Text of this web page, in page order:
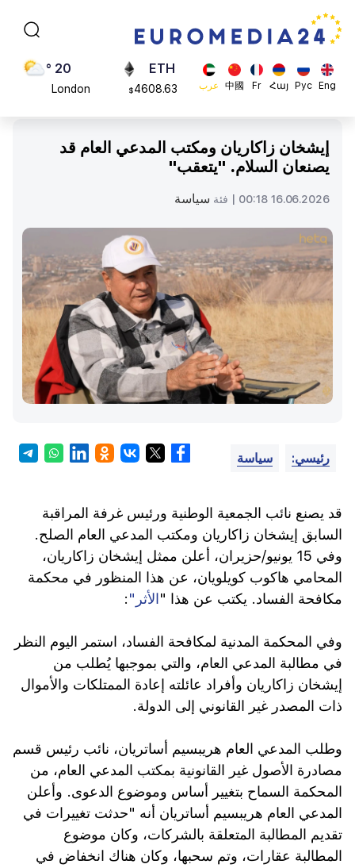
Eng
Рус
Հայ
Fr
中國 عرب
ADA
0.868816
ETH
$4608.63
20 °
London
23 °
23 °
إيشخان زاكاريان ومكتب المدعي العام قد
يصنعان السلام. "يتعقب"
16.06.2026 00:18 | فئة سياسة
رئيسي: سياسة
قد يصنع نائب الجمعية الوطنية ورئيس غرفة المراقبة
السابق إيشخان زاكاريان ومكتب المدعي العام الصلح.
وفي 15 يونيو/حزيران، أعلن ممثل إيشخان زاكاريان،
المحامي هاكوب كويلويان، عن هذا المنظور في محكمة
مكافحة الفساد. يكتب عن هذا "الأثر":
وفي المحكمة المدنية لمكافحة الفساد، استمر اليوم النظر
في مطالبة المدعي العام، والتي بموجبها يُطلب من
إيشخان زاكاريان وأفراد عائلته إعادة الممتلكات والأموال
ذات المصدر غير القانوني إلى الدولة.
وطلب المدعي العام هريبسيم أساتريان، نائب رئيس قسم
مصادرة الأصول غير القانونية بمكتب المدعي العام، من
المحكمة السماح بتغيير أساس وموضوع الدعوى. وأعلن
المدعي العام هريبسيم أساتريان أنه "حدثت تغييرات في
تقديم المطالبة المتعلقة بالشركات، وكان موضوع
المطالبة عقارات، وتم سحبها، وكان هناك انخفاض في